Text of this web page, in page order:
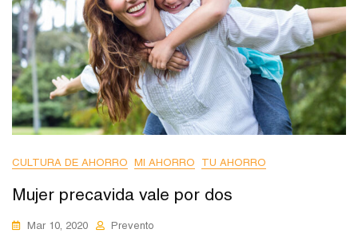
CULTURA DE AHORRO MI AHORRO TU AHORRO
Mujer precavida vale por dos
Mar 10, 2020 Prevento